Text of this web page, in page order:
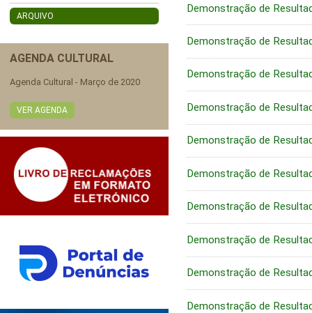
ARQUIVO
AGENDA CULTURAL
Agenda Cultural - Março de 2020
VER AGENDA
Demonstração de
Demonstração de
Demonstração de
Demonstração de
Demonstração de
Demonstração de
Demonstração de
Demonstração de
Demonstração de
Demonstração de